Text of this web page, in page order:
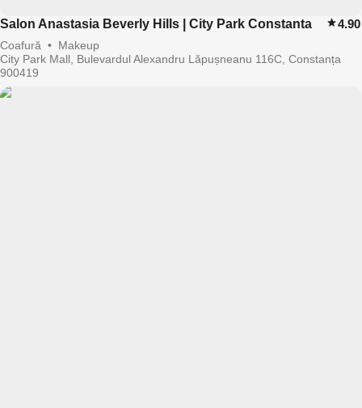
Salon Anastasia Beverly Hills | City Park Constanta 4.90
Coafură • Makeup
City Park Mall, Bulevardul Alexandru Lăpușneanu 116C, Constanța
900419